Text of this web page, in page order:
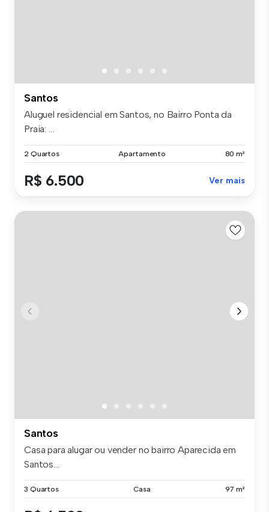
Santos
Aluguel residencial em Santos, no Bairro Ponta da
Praia: ...
2 Quartos Apartamento 80 m²
R$ 6.500 Ver mais
Santos
Casa para alugar ou vender no bairro Aparecida em
Santos...
3 Quartos Casa 97 m²